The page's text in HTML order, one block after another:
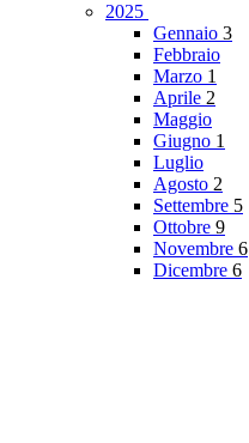
2025
Gennaio 3
Febbraio
Marzo 1
Aprile 2
Maggio
Giugno 1
Luglio
Agosto 2
Settembre 5
Ottobre 9
Novembre 6
Dicembre 6